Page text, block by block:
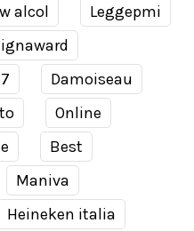
alcol
Leggepmi
Damoiseau
Online
Best
Maniva
Heineken italia